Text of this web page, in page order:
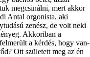
megcsinálni, mert akkor
Antal orgonista, aki
zenész, de volt neki
Akkoriban a
a kérdés, hogy van-
Ott született meg az én